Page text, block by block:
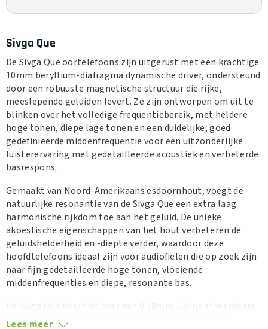
Sivga Que
De Sivga Que oortelefoons zijn uitgerust met een krachtige
10mm beryllium-diafragma dynamische driver, ondersteund
door een robuuste magnetische structuur die rijke,
meeslepende geluiden levert. Ze zijn ontworpen om uit te
blinken over het volledige frequentiebereik, met heldere
hoge tonen, diepe lage tonen en een duidelijke, goed
gedefinieerde middenfrequentie voor een uitzonderlijke
luisterervaring met gedetailleerde acoustiek en verbeterde
basrespons.
Gemaakt van Noord-Amerikaans esdoornhout, voegt de
natuurlijke resonantie van de Sivga Que een extra laag
harmonische rijkdom toe aan het geluid. De unieke
akoestische eigenschappen van het hout verbeteren de
geluidshelderheid en -diepte verder, waardoor deze
hoofdtelefoons ideaal zijn voor audiofielen die op zoek zijn
naar fijn gedetailleerde hoge tonen, vloeiende
middenfrequenties en diepe, resonante bas.
kabel, die gemakkelijke aanpassing en toekomstige
Lees meer